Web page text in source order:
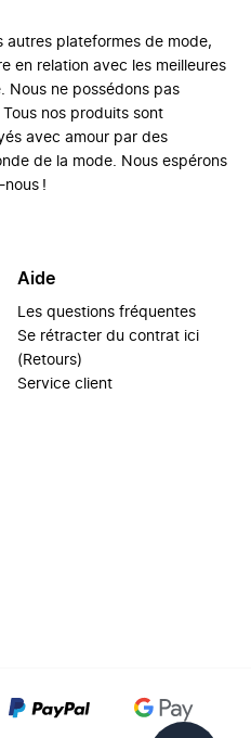
autres plateformes de mode,
en relation avec les meilleures
Nous ne possédons pas
nos produits sont
avec amour par des
de la mode. Nous espérons
!
Aide
Les questions fréquentes
Se rétracter du contrat ici
(Retours)
Service client